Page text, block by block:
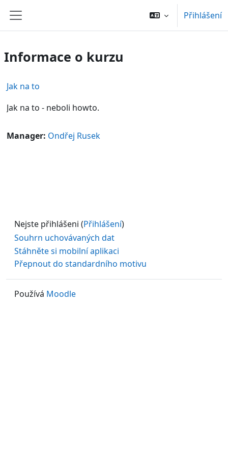
Boční panel
Přihlášení
Informace o kurzu
Jak na to
Jak na to - neboli howto.
Manager: Ondřej Rusek
Nejste přihlášeni (Přihlášení)
Souhrn uchovávaných dat
Stáhněte si mobilní aplikaci
Přepnout do standardního motivu
Používá Moodle